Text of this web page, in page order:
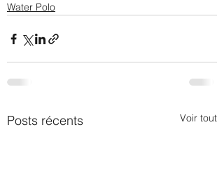
Water Polo
Posts récents Voir tout